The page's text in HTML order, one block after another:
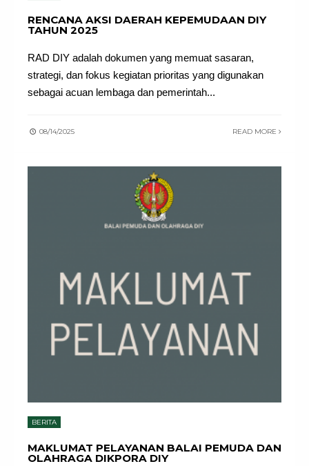
RENCANA AKSI DAERAH KEPEMUDAAN DIY
TAHUN 2025
RAD DIY adalah dokumen yang memuat sasaran,
strategi, dan fokus kegiatan prioritas yang digunakan
sebagai acuan lembaga dan pemerintah...
08/14/2025 READ MORE
BERITA
MAKLUMAT PELAYANAN BALAI PEMUDA DAN
OLAHRAGA DIKPORA DIY